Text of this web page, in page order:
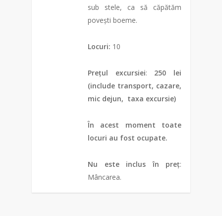
sub stele, ca să căpătăm
povești boeme.
Locuri: 10
Prețul excursiei: 250 lei
(include transport, cazare,
mic dejun, taxa excursie)
În acest moment toate
locuri au fost ocupate.
Nu este inclus în preț:
Mâncarea.